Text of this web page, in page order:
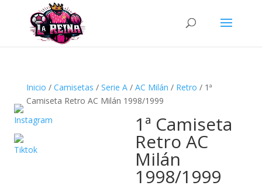
Búsqueda
productos
Inicio / Camisetas / Serie A/ AC Milán / Retro / 1ª
Camiseta Retro AC Milán 1998/1999
1ª Camiseta
Retro AC
Milán
1998/1999